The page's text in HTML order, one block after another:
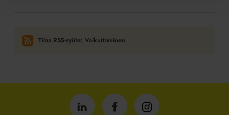
Tilaa RSS-syöte: Vaikuttaminen
IsännöintiliittoIsännöintiliittoIsännöintiliitto